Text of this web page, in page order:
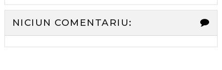
NICIUN COMENTARIU: